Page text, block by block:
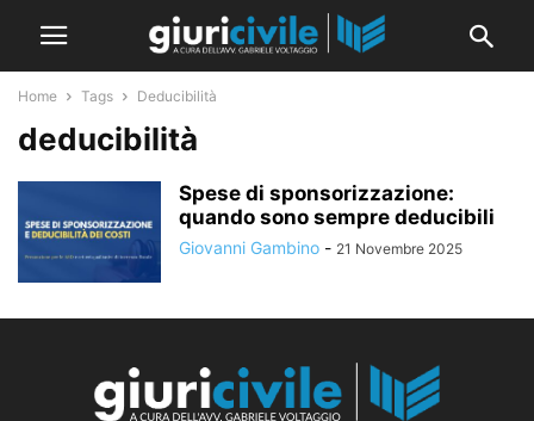
Home Tags Deducibilità
deducibilità
Spese di sponsorizzazione:
quando sono sempre deducibili
Giovanni Gambino - 21 Novembre 2025